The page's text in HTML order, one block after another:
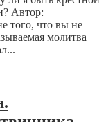
Автор:
того, что вы не
молитва